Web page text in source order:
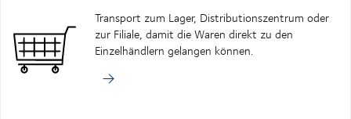
Transport zum Lager, Distributionszentrum oder
zur Filiale, damit die Waren direkt zu den
Einzelhändlern gelangen können.